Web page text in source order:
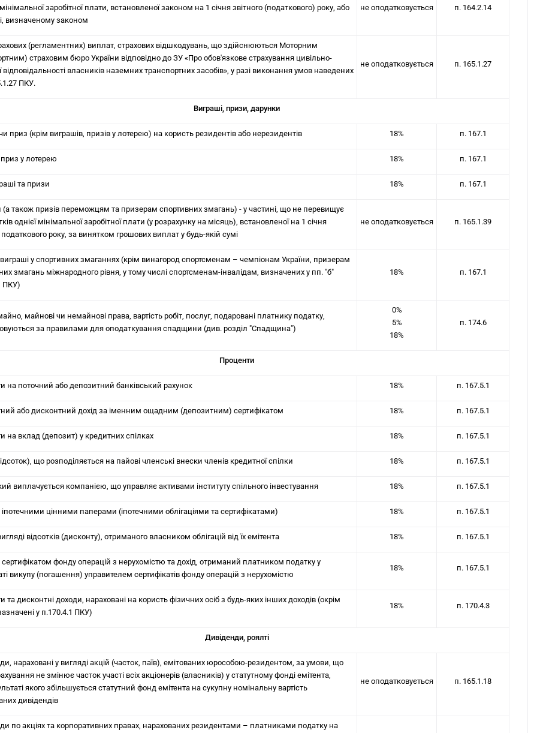
заробітної плати, встановленої законом на 1 січня звітного (податкового) року, або
визначеному законом
не оподатковується п. 164.2.14
(регламентних) виплат, страхових відшкодувань, що здійснюються Моторним
страховим бюро України відповідно до ЗУ «Про обов'язкове страхування цивільно-
відповідальності власників наземних транспортних засобів», у разі виконання умов наведених
ПКУ.
не оподатковується п. 165.1.27
Виграші, призи, дарунки
приз (крім виграшів, призів у лотерею) на користь резидентів або нерезидентів 18% п. 167.1
у лотерею 18% п. 167.1
та призи 18% п. 167.1
також призів переможцям та призерам спортивних змагань) - у частині, що не перевищує
однієї мінімальної заробітної плати (у розрахунку на місяць), встановленої на 1 січня
податкового року, за винятком грошових виплат у будь-якій сумі
не оподатковується п. 165.1.39
у спортивних змаганнях (крім винагород спортсменам – чемпіонам України, призерам
змагань міжнародного рівня, у тому числі спортсменам-інвалідам, визначених у пп. "б"
ПКУ)
18% п. 167.1
майнові чи немайнові права, вартість робіт, послуг, подаровані платнику податку,
за правилами для оподаткування спадщини (див. розділ "Спадщина")
0%
5%
18%
п. 174.6
Проценти
на поточний або депозитний банківський рахунок 18% п. 167.5.1
або дисконтний дохід за іменним ощадним (депозитним) сертифікатом 18% п. 167.5.1
на вклад (депозит) у кредитних спілках 18% п. 167.5.1
що розподіляється на пайові членські внески членів кредитної спілки 18% п. 167.5.1
виплачується компанією, що управляє активами інституту спільного інвестування 18% п. 167.5.1
іпотечними цінними паперами (іпотечними облігаціями та сертифікатами) 18% п. 167.5.1
відсотків (дисконту), отриманого власником облігацій від їх емітента 18% п. 167.5.1
сертифікатом фонду операцій з нерухомістю та дохід, отриманий платником податку у
викупу (погашення) управителем сертифікатів фонду операцій з нерухомістю
18% п. 167.5.1
та дисконтні доходи, нараховані на користь фізичних осіб з будь-яких інших доходів (окрім
у п.170.4.1 ПКУ)
18% п. 170.4.3
Дивіденди, роялті
нараховані у вигляді акцій (часток, паїв), емітованих юрособою-резидентом, за умови, що
не змінює часток участі всіх акціонерів (власників) у статутному фонді емітента,
якого збільшується статутний фонд емітента на сукупну номінальну вартість
дивідендів
не оподатковується п. 165.1.18
по акціях та корпоративних правах, нарахованих резидентами – платниками податку на